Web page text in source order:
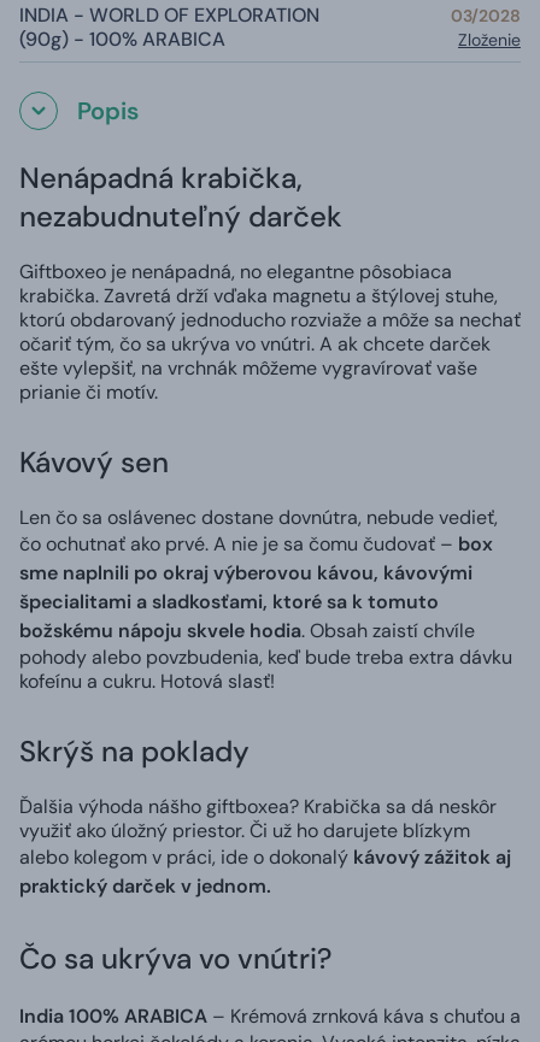
INDIA - WORLD OF EXPLORATION
(90g) - 100% ARABICA
03/2028
Zloženie
Popis
Nenápadná krabička,
nezabudnuteľný darček
Giftboxeo je nenápadná, no elegantne pôsobiaca
krabička. Zavretá drží vďaka magnetu a štýlovej stuhe,
ktorú obdarovaný jednoducho rozviaže a môže sa nechať
očariť tým, čo sa ukrýva vo vnútri. A ak chcete darček
ešte vylepšiť, na vrchnák môžeme vygravírovať vaše
prianie či motív.
Kávový sen
Len čo sa oslávenec dostane dovnútra, nebude vedieť,
čo ochutnať ako prvé. A nie je sa čomu čudovať – box
sme naplnili po okraj výberovou kávou, kávovými
špecialitami a sladkosťami, ktoré sa k tomuto
božskému nápoju skvele hodia. Obsah zaistí chvíle
pohody alebo povzbudenia, keď bude treba extra dávku
kofeínu a cukru. Hotová slasť!
Skrýš na poklady
Ďalšia výhoda nášho giftboxea? Krabička sa dá neskôr
využiť ako úložný priestor. Či už ho darujete blízkym
alebo kolegom v práci, ide o dokonalý kávový zážitok aj
praktický darček v jednom.
Čo sa ukrýva vo vnútri?
India 100% ARABICA – Krémová zrnková káva s chuťou a